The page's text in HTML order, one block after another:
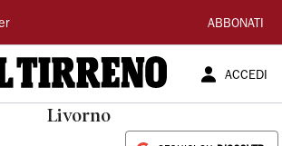
ABBONATI
ACCEDI
Livorno